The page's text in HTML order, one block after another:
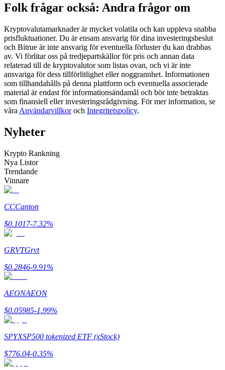
Kopiera Trading
Gå med de bästa handlarna
Bli en Copy Trader
Njut av vinstdelning och kopieringshandelsprovisioner
Information
Big data-analys inklusive handelsinformation, etc.
Folk frågar också: Andra frågor om
Kryptovalutamarknader är mycket volatila och kan uppleva snabba
prisfluktuationer. Du är ensam ansvarig för dina investeringsbeslut
och Bitrue är inte ansvarig för eventuella förluster du kan drabbas
av. Vi förlitar oss på tredjepartskällor för pris och annan data
relaterad till de kryptovalutor som listas ovan, och vi är inte
ansvariga för dess tillförlitlighet eller noggrannhet. Informationen
som tillhandahålls på denna plattform och eventuella associerade
material är endast för informationsändamål och bör inte betraktas
som finansiell eller investeringsrådgivning. För mer information, se
våra Användarvillkoroch Integritetspolicy.
Nyheter
Krypto Rankning
Nya Listor
Trendande
Vinnare
CCCanton
$0.1017-7.32%
GRVTGrvt
$0.2846-9.91%
AEONAEON
$0.05985-1.99%
SPYXSP500 tokenized ETF (xStock)
$776.04-0.35%